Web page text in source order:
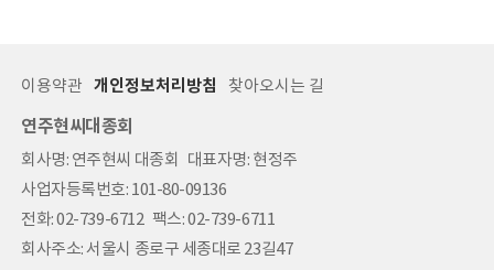
이용약관 개인정보처리방침 찾아오시는 길
연주현씨대종회
회사명: 연주현씨 대종회 대표자명: 현정주
사업자등록번호: 101-80-09136
전화: 02-739-6712 팩스: 02-739-6711
회사주소: 서울시 종로구 세종대로 23길47